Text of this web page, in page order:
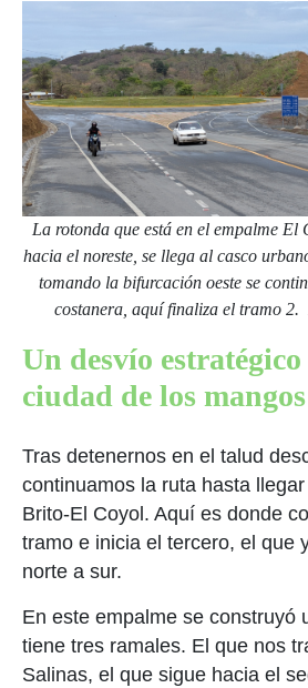
La rotonda que está en el empalme
hacia el noreste, se llega al casco
tomando la bifurcación oeste se
costanera, aquí finaliza el tramo
Un desvío
ciudad de los mangos
Tras detenernos en el talud
continuamos la ruta hasta
Brito-El Coyol. Aquí es donde
tramo e inicia el tercero, el que
norte a sur.
En este empalme se construyó
tiene tres ramales. El que nos
Salinas, el que sigue hacia el